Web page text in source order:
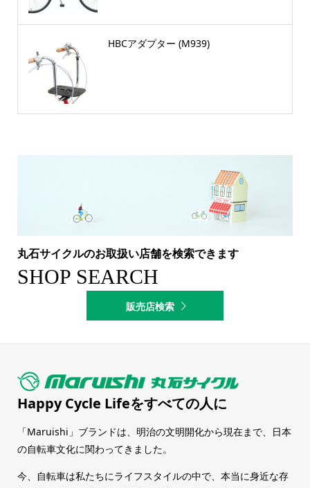
HBCアダプター (M939)
丸石サイクルのお取扱い店舗を検索できます
SHOP SEARCH
販売店検索
Happy Cycle Lifeをすべての人に
「Maruishi」ブランドは、明治の文明開化から現在まで、日本
の自転車文化に関わってきました。
今、自転車は私たちにライフスタイルの中で、本当に身近な存